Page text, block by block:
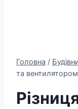
Головна /
та вентилятором